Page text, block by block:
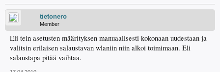
tietonero
Member
Eli tein asetusten määrityksen manuaalisesti kokonaan uudestaan ja
valitsin erilaisen salaustavan wlaniin niin alkoi toimimaan. Eli
salaustapa pitää vaihtaa.